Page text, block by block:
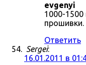
evgenyi
1000-
прошивки.
Ответить
Sergei:
16.01.2011 в